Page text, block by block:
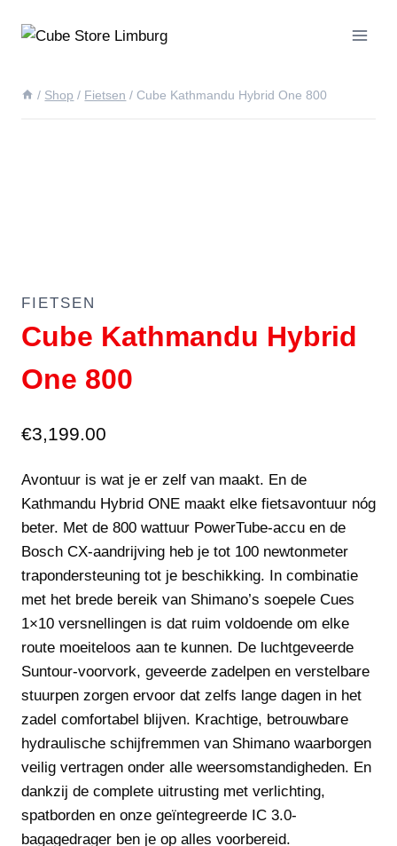
naar
/ Shop / Fietsen / Cube Kathmandu Hybrid One 800
FIETSEN
Cube Kathmandu Hybrid
One 800
€3,199.00
Avontuur is wat je er zelf van maakt. En de
Kathmandu Hybrid ONE maakt elke fietsavontuur nóg
beter. Met de 800 wattuur PowerTube-accu en de
Bosch CX-aandrijving heb je tot 100 newtonmeter
trapondersteuning tot je beschikking. In combinatie
met het brede bereik van Shimano’s soepele Cues
1×10 versnellingen is dat ruim voldoende om elke
route moeiteloos aan te kunnen. De luchtgeveerde
Suntour-voorvork, geveerde zadelpen en verstelbare
stuurpen zorgen ervoor dat zelfs lange dagen in het
zadel comfortabel blijven. Krachtige, betrouwbare
hydraulische schijfremmen van Shimano waarborgen
veilig vertragen onder alle weersomstandigheden. En
dankzij de complete uitrusting met verlichting,
spatborden en onze geïntegreerde IC 3.0-
bagagedrager ben je op alles voorbereid.